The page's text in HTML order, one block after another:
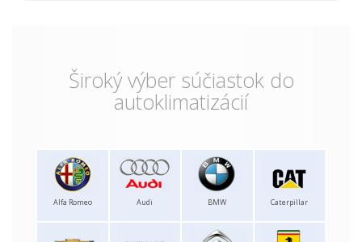
Široký výber súčiastok do
autoklimatizácií
Alfa Romeo Audi BMW Caterpillar